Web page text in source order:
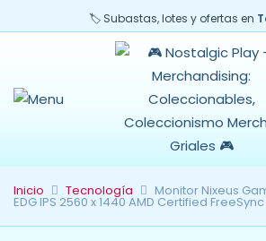
🏷️ Subastas, lotes y ofertas en
Inicio Tecnología Monitor Nixeus
EDG IPS 2560 x 1440 AMD Certified FreeSync